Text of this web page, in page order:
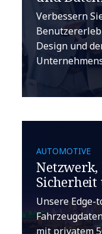
Verbessern
Design und
AUTOMOTIVE
Unsere Edge-
mit privatem